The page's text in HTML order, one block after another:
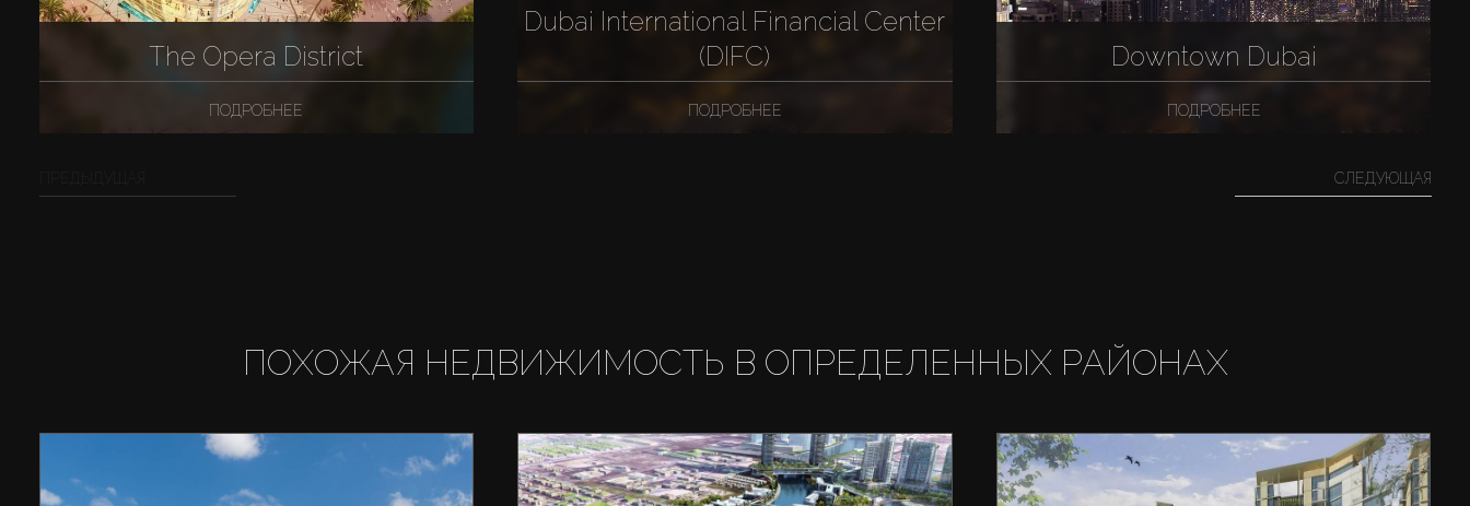
The Opera District
ПОДРОБНЕЕ
Dubai International Financial Center
(DIFC)
ПОДРОБНЕЕ
Downtown Dubai
ПОДРОБНЕЕ
СЛЕДУЮЩАЯ
ПОХОЖАЯ НЕДВИЖИМОСТЬ В ОПРЕДЕЛЕННЫХ РАЙОНАХ